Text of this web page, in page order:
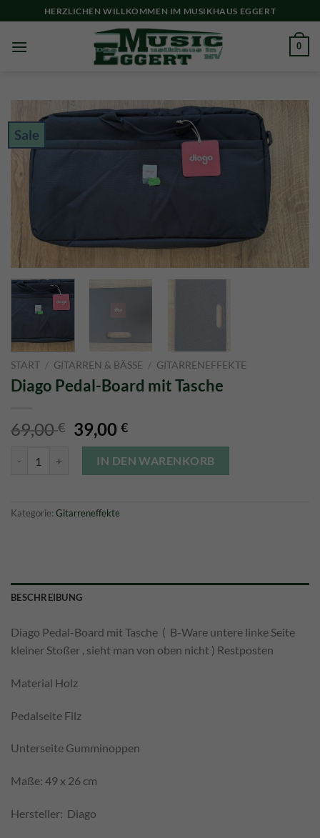
to
content
HERZLICHEN WILLKOMMEN IM MUSIKHAUS EGGERT
0
Sale
START / GITARREN & BÄSSE / GITARRENEFFEKTE
Diago Pedal-Board mit Tasche
69,00€ Ursprünglicher
Preis
war:
69,00 €
39,00€Aktueller
Preis
ist:
39,00 €.
IN DEN WARENKORB
Kategorie: Gitarreneffekte
BESCHREIBUNG
Diago Pedal-Board mit Tasche ( B-Ware untere linke Seite
kleiner Stoßer , sieht man von oben nicht ) Restposten
Material Holz
Pedalseite Filz
Unterseite Gumminoppen
Maße: 49 x 26 cm
Hersteller: Diago